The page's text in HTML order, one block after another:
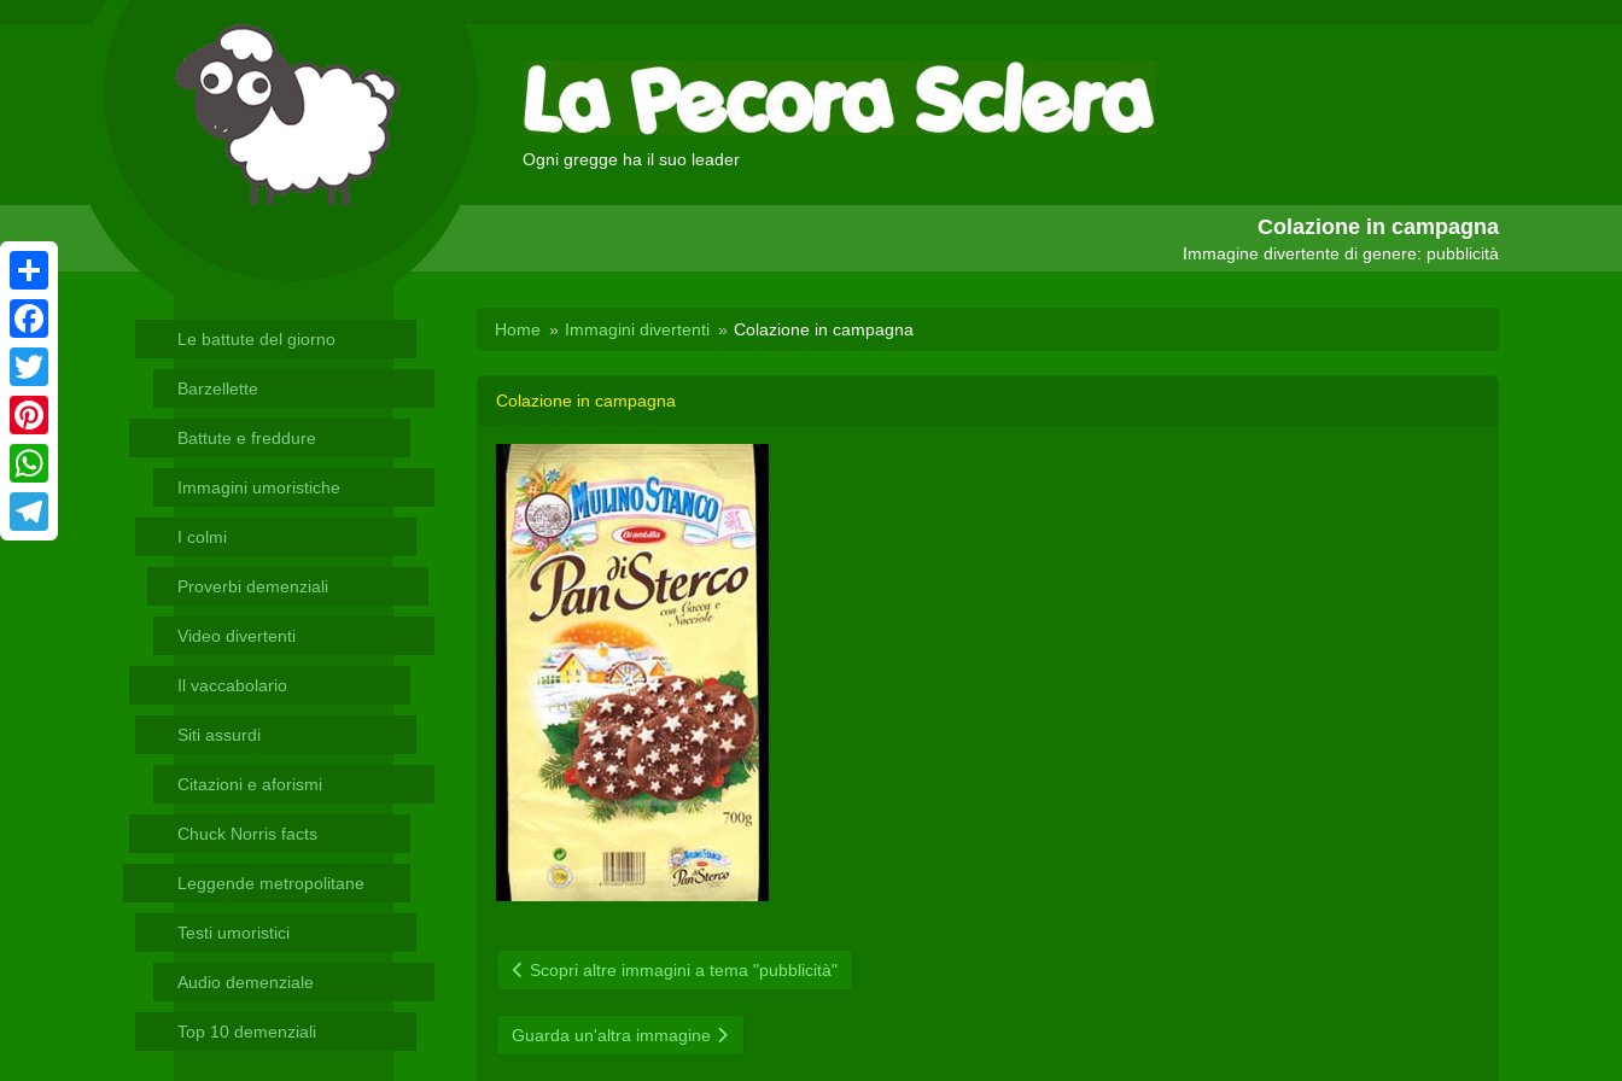
Ogni gregge ha il suo leader
Colazione in campagna
Immagine divertente di genere: pubblicità
Le battute del giorno
Barzellette
Battute e freddure
Immagini umoristiche
I colmi
Proverbi demenziali
Video divertenti
Il vaccabolario
Siti assurdi
Citazioni e aforismi
Chuck Norris facts
Leggende metropolitane
Testi umoristici
Audio demenziale
Top 10 demenziali
Home Immagini divertenti Colazione in campagna
Colazione in campagna
Scopri altre immagini a tema "pubblicità"
Guarda un'altra immagine
Condividi
Facebook
Twitter
Pinterest
WhatsApp